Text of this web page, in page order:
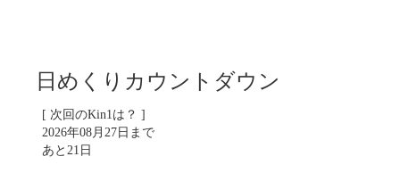
日めくりカウントダウン
[ 次回のKin1は？ ]
2026年08月27日まで
あと21日